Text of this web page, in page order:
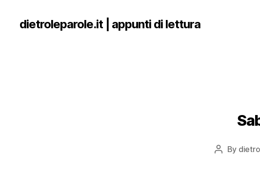
dietroleparole.it | appunti di lettura
Post
By